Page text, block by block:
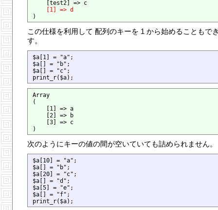
    [test2] => c
[1] => d
この仕様を利用して 配列のキーを 1 から始めることもで
す。
$a[1] = "a";
$a[] = "b";
$a[] = "c";
Array
(
    [1] => a
    [2] => b
    [3] => c
次のようにキーの値の間が空いていても詰められません。
$a[10] = "a";
$a[] = "b";
$a[20] = "c";
$a[] = "d";
$a[5] = "e";
$a[] = "f";